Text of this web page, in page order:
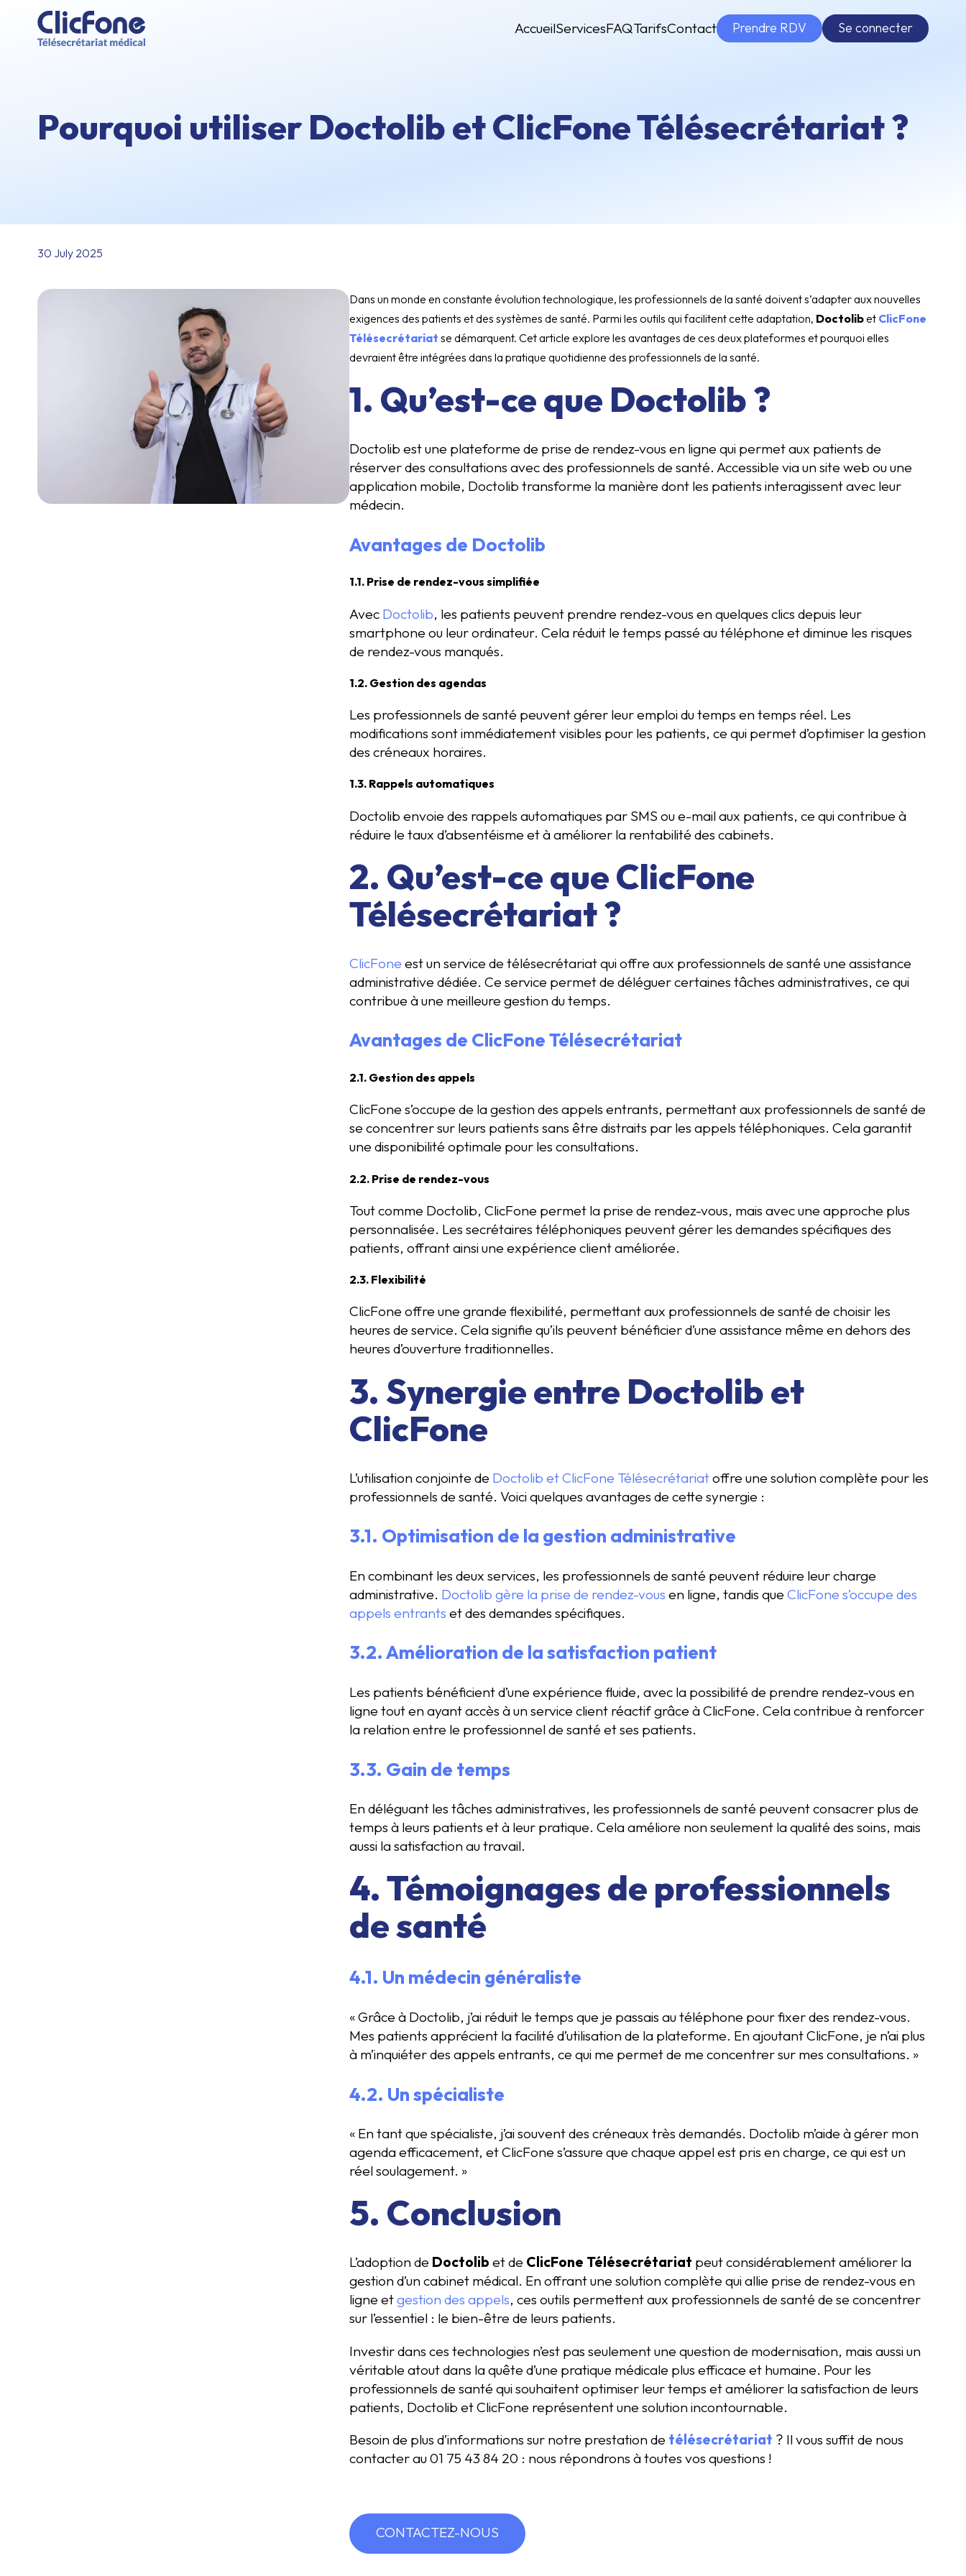
AccueilServicesFAQTarifsContact Prendre RDV Se connecter
Pourquoi utiliser Doctolib et ClicFone Télésecrétariat ?
30 July 2025
Dans un monde en constante évolution technologique, les professionnels de la santé doivent s’adapter aux nouvelles
exigences des patients et des systèmes de santé. Parmi les outils qui facilitent cette adaptation, Doctolibet ClicFone
Télésecrétariat se démarquent. Cet article explore les avantages de ces deux plateformes et pourquoi elles
devraient être intégrées dans la pratique quotidienne des professionnels de la santé.
1. Qu’est-ce que Doctolib ?
Doctolib est une plateforme de prise de rendez-vous en ligne qui permet aux patients de
réserver des consultations avec des professionnels de santé. Accessible via un site web ou une
application mobile, Doctolib transforme la manière dont les patients interagissent avec leur
médecin.
Avantages de Doctolib
1.1. Prise de rendez-vous simplifiée
Avec Doctolib, les patients peuvent prendre rendez-vous en quelques clics depuis leur
smartphone ou leur ordinateur. Cela réduit le temps passé au téléphone et diminue les risques
de rendez-vous manqués.
1.2. Gestion des agendas
Les professionnels de santé peuvent gérer leur emploi du temps en temps réel. Les
modifications sont immédiatement visibles pour les patients, ce qui permet d’optimiser la gestion
des créneaux horaires.
1.3. Rappels automatiques
Doctolib envoie des rappels automatiques par SMS ou e-mail aux patients, ce qui contribue à
réduire le taux d’absentéisme et à améliorer la rentabilité des cabinets.
2. Qu’est-ce que ClicFone
Télésecrétariat ?
ClicFone est un service de télésecrétariat qui offre aux professionnels de santé une assistance
administrative dédiée. Ce service permet de déléguer certaines tâches administratives, ce qui
contribue à une meilleure gestion du temps.
Avantages de ClicFone Télésecrétariat
2.1. Gestion des appels
ClicFone s’occupe de la gestion des appels entrants, permettant aux professionnels de santé de
se concentrer sur leurs patients sans être distraits par les appels téléphoniques. Cela garantit
une disponibilité optimale pour les consultations.
2.2. Prise de rendez-vous
Tout comme Doctolib, ClicFone permet la prise de rendez-vous, mais avec une approche plus
personnalisée. Les secrétaires téléphoniques peuvent gérer les demandes spécifiques des
patients, offrant ainsi une expérience client améliorée.
2.3. Flexibilité
ClicFone offre une grande flexibilité, permettant aux professionnels de santé de choisir les
heures de service. Cela signifie qu’ils peuvent bénéficier d’une assistance même en dehors des
heures d’ouverture traditionnelles.
3. Synergie entre Doctolib et
ClicFone
L’utilisation conjointe de Doctolib et ClicFone Télésecrétariatoffre une solution complète pour les
professionnels de santé. Voici quelques avantages de cette synergie :
3.1. Optimisation de la gestion administrative
En combinant les deux services, les professionnels de santé peuvent réduire leur charge
administrative. Doctolib gère la prise de rendez-vous en ligne, tandis que ClicFone s’occupe des
appels entrants et des demandes spécifiques.
3.2. Amélioration de la satisfaction patient
Les patients bénéficient d’une expérience fluide, avec la possibilité de prendre rendez-vous en
ligne tout en ayant accès à un service client réactif grâce à ClicFone. Cela contribue à renforcer
la relation entre le professionnel de santé et ses patients.
3.3. Gain de temps
En déléguant les tâches administratives, les professionnels de santé peuvent consacrer plus de
temps à leurs patients et à leur pratique. Cela améliore non seulement la qualité des soins, mais
aussi la satisfaction au travail.
4. Témoignages de professionnels
de santé
4.1. Un médecin généraliste
« Grâce à Doctolib, j’ai réduit le temps que je passais au téléphone pour fixer des rendez-vous.
Mes patients apprécient la facilité d’utilisation de la plateforme. En ajoutant ClicFone, je n’ai plus
à m’inquiéter des appels entrants, ce qui me permet de me concentrer sur mes consultations. »
4.2. Un spécialiste
« En tant que spécialiste, j’ai souvent des créneaux très demandés. Doctolib m’aide à gérer mon
agenda efficacement, et ClicFone s’assure que chaque appel est pris en charge, ce qui est un
réel soulagement. »
5. Conclusion
L’adoption de Doctolib et de ClicFone Télésecrétariat peut considérablement améliorer la
gestion d’un cabinet médical. En offrant une solution complète qui allie prise de rendez-vous en
ligne etgestion des appels, ces outils permettent aux professionnels de santé de se concentrer
sur l’essentiel : le bien-être de leurs patients.
Investir dans ces technologies n’est pas seulement une question de modernisation, mais aussi un
véritable atout dans la quête d’une pratique médicale plus efficace et humaine. Pour les
professionnels de santé qui souhaitent optimiser leur temps et améliorer la satisfaction de leurs
patients, Doctolib et ClicFone représentent une solution incontournable.
Besoin de plus d’informations sur notre prestation de télésecrétariat ? Il vous suffit de nous
contacter au 01 75 43 84 20 : nous répondrons à toutes vos questions !
CONTACTEZ-NOUS